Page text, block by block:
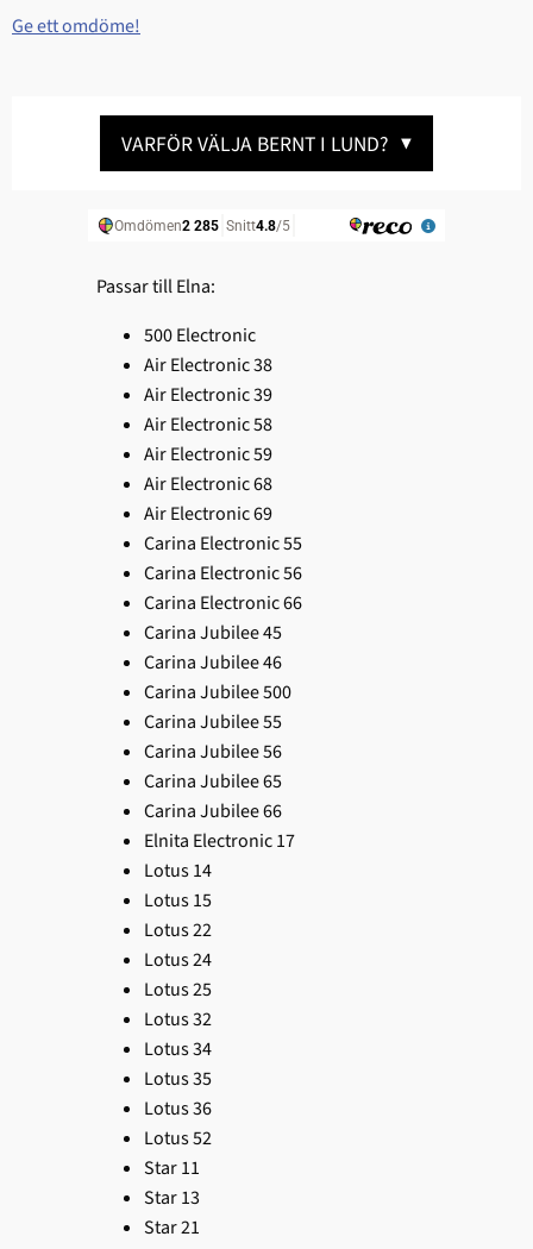
Ge ett omdöme!
VARFÖR VÄLJA BERNT I LUND? ▼
Passar till Elna:
500 Electronic
Air Electronic 38
Air Electronic 39
Air Electronic 58
Air Electronic 59
Air Electronic 68
Air Electronic 69
Carina Electronic 55
Carina Electronic 56
Carina Electronic 66
Carina Jubilee 45
Carina Jubilee 46
Carina Jubilee 500
Carina Jubilee 55
Carina Jubilee 56
Carina Jubilee 65
Carina Jubilee 66
Elnita Electronic 17
Lotus 14
Lotus 15
Lotus 22
Lotus 24
Lotus 25
Lotus 32
Lotus 34
Lotus 35
Lotus 36
Lotus 52
Star 11
Star 13
Star 21